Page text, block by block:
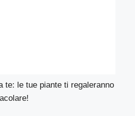
te: le tue piante ti regaleranno